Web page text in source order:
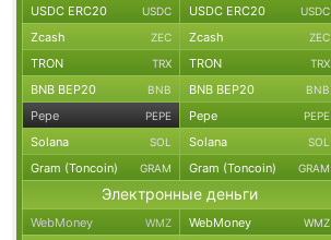
USDC ERC20 USDC USDC ERC20 USDC
Zcash ZEC Zcash ZEC
TRON TRX TRON TRX
BNB BEP20 BNB BNB BEP20 BNB
Pepe PEPE Pepe PEPE
Solana SOL Solana SOL
Gram (Toncoin) GRAM Gram (Toncoin) GRAM
Электронные деньги
WebMoney WMZ WebMoney WMZ